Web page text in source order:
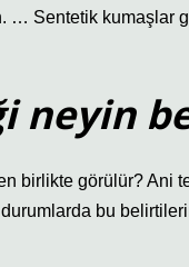
… Sentetik kumaşlar
neyin
birlikte görülür? Ani
bu